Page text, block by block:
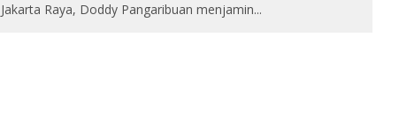
Jakarta Raya, Doddy Pangaribuan menjamin...